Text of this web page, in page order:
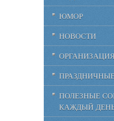
ЮМОР
НОВОСТИ
ПОЛЕЗНЫЕ
КАЖДЫЙ